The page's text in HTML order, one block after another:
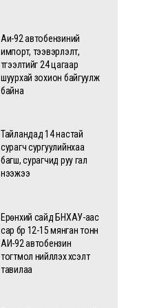
Аи-92 автобензиний
импорт, тээвэрлэлт,
түгээлтийг 24 цагаар
шуурхай зохион байгуулж
байна
Тайландад 14 настай
сурагч сургуулийнхаа
багш, сурагчид руу гал
нээжээ
Ерөнхий сайд БНХАУ-аас
сар бүр 12-15 мянган тонн
АИ-92 автобензин
тогтмол нийлүүлэх хүсэлт
тавилаа